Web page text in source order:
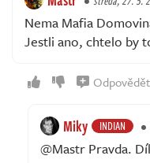
Nema Mafia
Jestli ano, chtelo by
Odpovědět
Miky INDIAN
@Mastr Pravda.